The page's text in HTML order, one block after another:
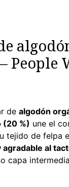
People
de algodón
(20 %) une el
tejido de felpa
al
capa